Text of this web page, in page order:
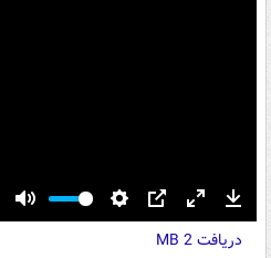
Mute Settings
PIP Enter
fullscreen
دریافت2 MB